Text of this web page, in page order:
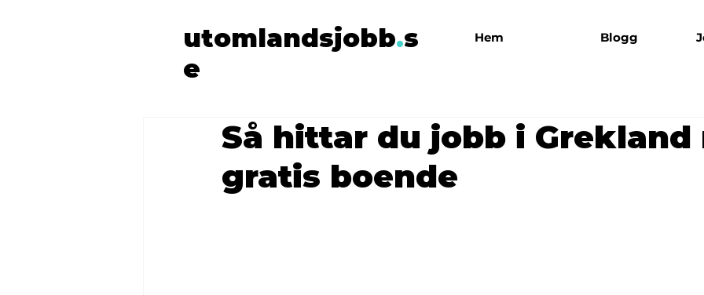
utomlandsjobb.s
e
Hem Blogg
Så hittar du jobb i Grekland
gratis boende